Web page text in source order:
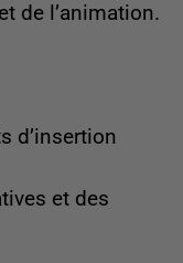
de l’animation.
d’insertion
et des